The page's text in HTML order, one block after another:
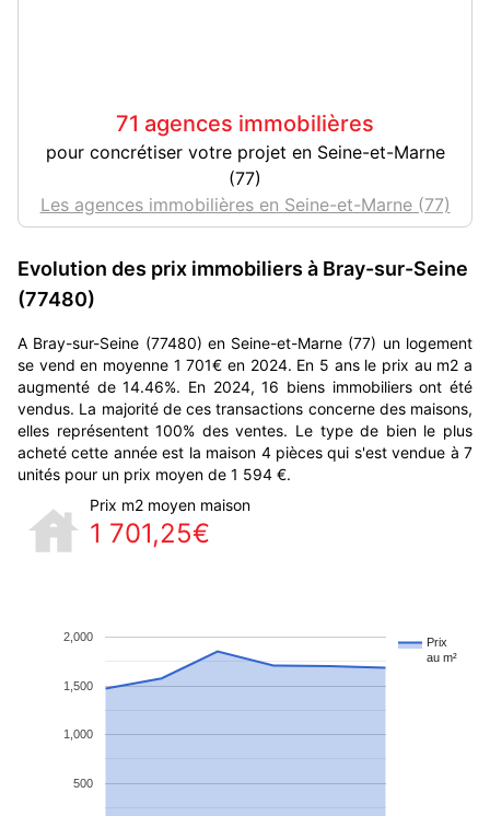
71 agences immobilières
pour concrétiser votre projet en Seine-et-Marne
(77)
Les agences immobilières en Seine-et-Marne (77)
Evolution des prix immobiliers à Bray-sur-Seine
(77480)
A Bray-sur-Seine (77480) en Seine-et-Marne (77) un logement
se vend en moyenne 1 701€ en 2024. En 5 ans le prix au m2 a
augmenté de 14.46%. En 2024, 16 biens immobiliers ont été
vendus. La majorité de ces transactions concerne des maisons,
elles représentent 100% des ventes. Le type de bien le plus
acheté cette année est la maison 4 pièces qui s'est vendue à 7
unités pour un prix moyen de 1 594 €.
Prix m2 moyen maison
1 701,25€
Prix
au m²
500
1,000
1,500
2,000